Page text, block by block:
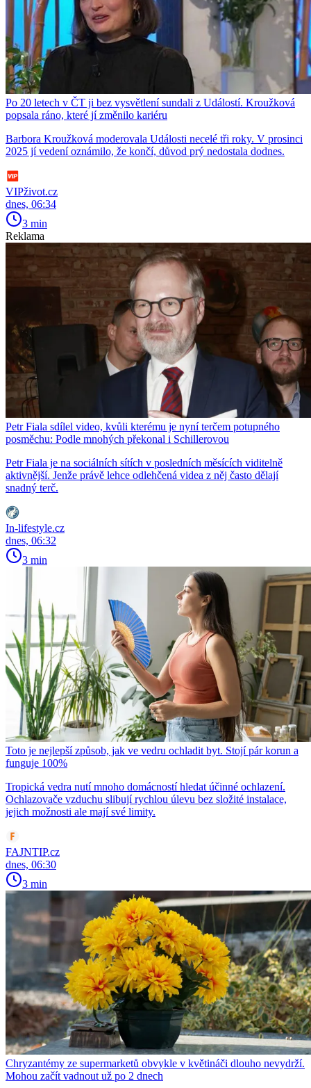
Po 20 letech v ČT ji bez vysvětlení sundali z Událostí. Kroužková
popsala ráno, které jí změnilo kariéru
Barbora Kroužková moderovala Události necelé tři roky. V prosinci
2025 jí vedení oznámilo, že končí, důvod prý nedostala dodnes.
VIPživot.cz
dnes, 06:34
3 min
Reklama
Petr Fiala sdílel video, kvůli kterému je nyní terčem potupného
posměchu: Podle mnohých překonal i Schillerovou
Petr Fiala je na sociálních sítích v posledních měsících viditelně
aktivnější. Jenže právě lehce odlehčená videa z něj často dělají
snadný terč.
In-lifestyle.cz
dnes, 06:32
3 min
Toto je nejlepší způsob, jak ve vedru ochladit byt. Stojí pár korun a
funguje 100%
Tropická vedra nutí mnoho domácností hledat účinné ochlazení.
Ochlazovače vzduchu slibují rychlou úlevu bez složité instalace,
jejich možnosti ale mají své limity.
FAJNTIP.cz
dnes, 06:30
3 min
Chryzantémy ze supermarketů obvykle v květináči dlouho nevydrží.
Mohou začít vadnout už po 2 dnech